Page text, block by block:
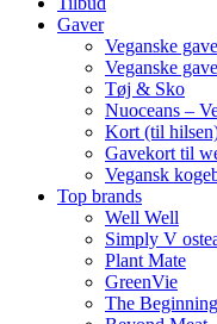
Gaver
Veganske
Veganske
Tøj & Sko
Nuoceans –
Kort (til
Gavekort til
Vegansk
Top brands
Well Well
Simply V
Plant Mate
GreenVie
The